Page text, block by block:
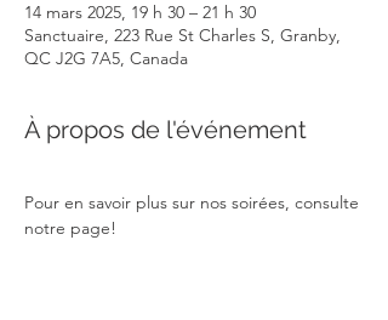
14 mars 2025, 19 h 30 – 21 h 30
Sanctuaire, 223 Rue St Charles S, Granby,
QC J2G 7A5, Canada
À propos de l'événement
Pour en savoir plus sur nos soirées, consulte
notre page!